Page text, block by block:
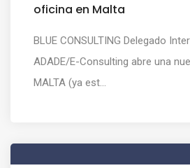
oficina en Malta
BLUE CONSULTING Delegado
ADADE/E-Consulting abre una
MALTA (ya est...